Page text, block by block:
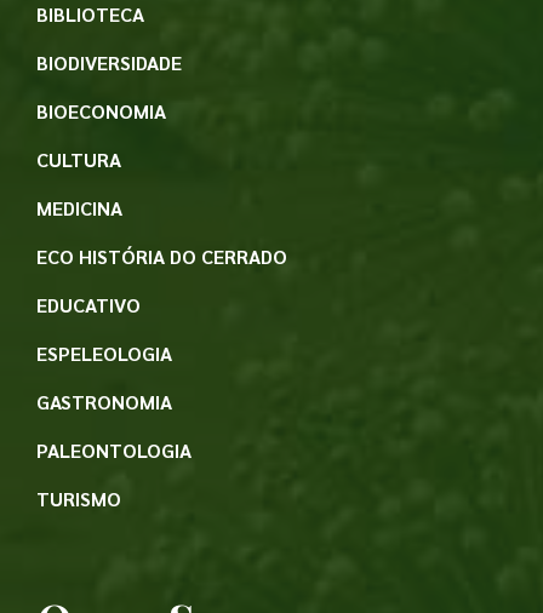
BIBLIOTECA
BIODIVERSIDADE
BIOECONOMIA
CULTURA
MEDICINA
ECO HISTÓRIA DO CERRADO
EDUCATIVO
ESPELEOLOGIA
GASTRONOMIA
PALEONTOLOGIA
TURISMO